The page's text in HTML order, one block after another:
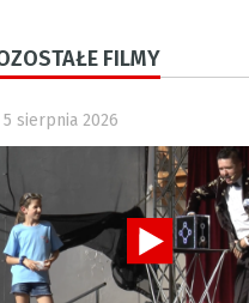
FILMY
5 sierpnia 2026